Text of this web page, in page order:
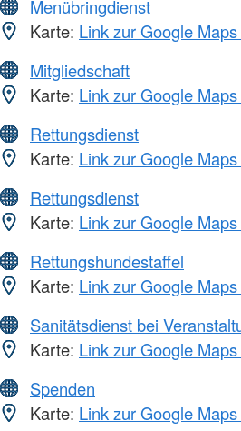
Menübringdienst
Karte: Link zur Google
Mitgliedschaft
Karte: Link zur Google
Rettungsdienst
Karte: Link zur Google
Rettungsdienst
Karte: Link zur Google
Rettungshundestaffel
Karte: Link zur Google
Sanitätsdienst bei
Karte: Link zur Google
Spenden
Karte: Link zur Google